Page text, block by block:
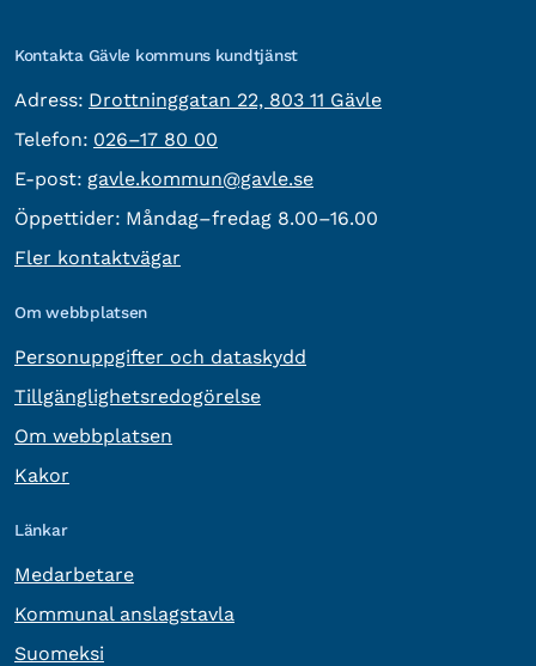
Kontakta Gävle kommuns kundtjänst
Adress: besöksadress:
Drottninggatan 22, 803 11 Gävle
Telefon: Telefon:
026–17 80 00
E-post: E-post:
gavle.kommun@gavle.se
Öppettider: Måndag–fredag 8.00–16.00
Fler kontaktvägar
Om webbplatsen
Personuppgifter och dataskydd
Tillgänglighetsredogörelse
Om webbplatsen
Kakor
Länkar
Medarbetare
Kommunal anslagstavla
Suomeksi